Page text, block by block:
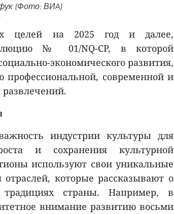
(Фото: ВИA)
целей на 2025 год и далее,
№ 01/NQ-CP, в которой
экономического развития,
профессиональной, современной и
индустрии культуры для
и сохранения культурной
используют свои уникальные
которые рассказывают о
страны. Например, в
внимание развитию восьми